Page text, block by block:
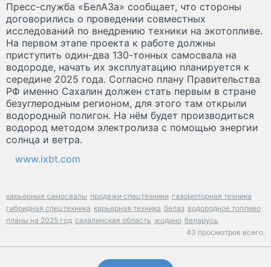
Пресс-служба «БелАЗа» сообщает, что стороны
договорились о проведении совместных
исследований по внедрению техники на экотопливе.
На первом этапе проекта к работе должны
приступить один-два 130-тонных самосвала на
водороде, начать их эксплуатацию планируется к
середине 2025 года. Согласно плану Правительства
РФ именно Сахалин должен стать первым в стране
безуглеродным регионом, для этого там открыли
водородный полигон. На нём будет производиться
водород методом электролиза с помощью энергии
солнца и ветра.
www.ixbt.com
карьерные самосвалы продажи спецтехники газомоторная техника
гибридная спецтехника карьерная техника белаз водородное топливо
планы на 2025 год сахалинская область жодино беларусь
43 просмотров всего.